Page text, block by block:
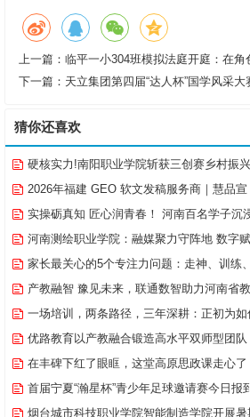
上一篇： 临平一小304班模拟法庭开庭：在
下一篇： 天立集团第四届“达人杯”国学风采大
猜你还喜欢
硬核实力!南阳职业学院斩获三创赛乡村振
2026年福建 GEO 软文发稿服务商｜慧品宣：以 AI
实操砺真知 匠心润青春！ 河南百名学子沉浸式实践
河南测绘职业学院：融媒聚力守阵地 数字
家长最关心的5个专注力问题：走神、训练
产教融智 豫见未来，联通数智助力河南省教育厅高校CIO专题研究班
一场培训，两条路径，三年深耕：正初为如何打通中越职
优路教育以产教融合锻造高水平双师型团队，
在丰碑下红了眼眶，这堂高原思政课走心了
首届宁夏“瀚星杯”青少年足球邀请赛今日报
烟台城市科技职业学院智能制造学院开展暑